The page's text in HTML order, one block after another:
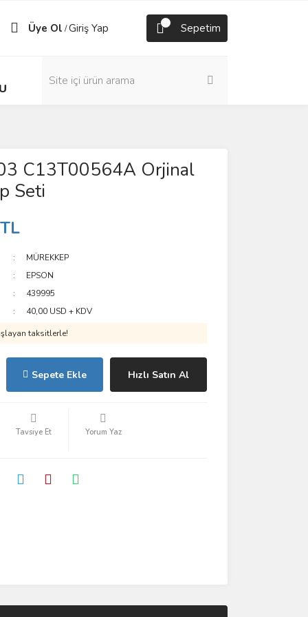
Üye Ol /Giriş Yap Sepetim
C13T00564A Orjinal
Seti
MÜREKKEP
EPSON
439995
40,00 USD + KDV
taksitlerle!
Sepete Ekle Hızlı Satın Al
Tavsiye Et Yorum Yaz